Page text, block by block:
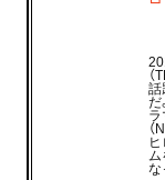
話
だ
ム
な